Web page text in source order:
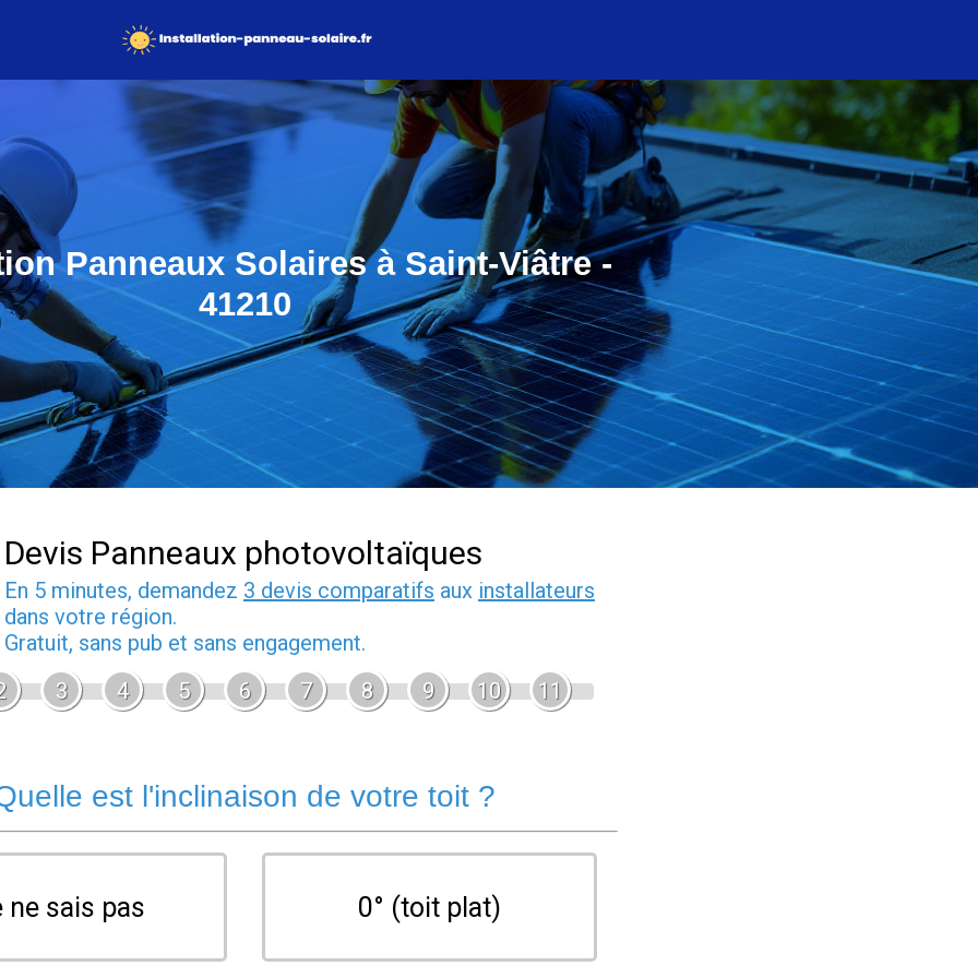
Panneaux Solaires à Saint-Viâtre -
41210
Devis Panneaux photovoltaïques
En 5 minutes, demandez 3 devis comparatifs aux installateurs
dans votre région.
Gratuit, sans pub et sans engagement.
3 4 5 6 7 8 9 10 11
est l'inclinaison de votre toit ?
ne sais pas 0° (toit plat)